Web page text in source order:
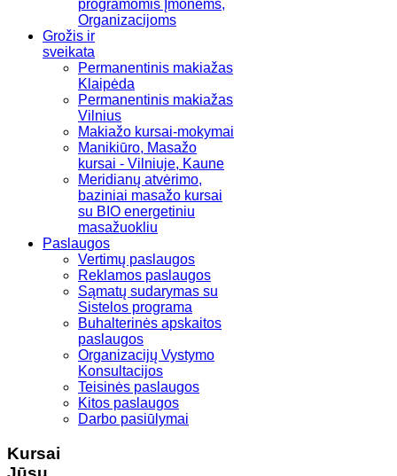
programomis Įmonėms,
Organizacijoms
Grožis ir
sveikata
Permanentinis makiažas
Klaipėda
Permanentinis makiažas
Vilnius
Makiažo kursai-mokymai
Manikiūro, Masažo
kursai - Vilniuje, Kaune
Meridianų atvėrimo,
baziniai masažo kursai
su BIO energetiniu
masažuokliu
Paslaugos
Vertimų paslaugos
Reklamos paslaugos
Sąmatų sudarymas su
Sistelos programa
Buhalterinės apskaitos
paslaugos
Organizacijų Vystymo
Konsultacijos
Teisinės paslaugos
Kitos paslaugos
Darbo pasiūlymai
Kursai